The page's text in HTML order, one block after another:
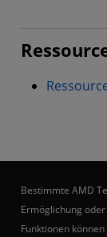
Bestimmte AMD
Ermöglichung
Funktionen